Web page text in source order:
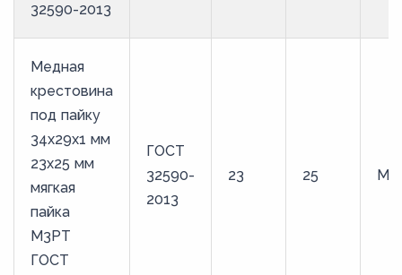
32590-2013
Медная
крестовина
под пайку
34х29х1 мм
23х25 мм
мягкая
пайка
М3РТ
ГОСТ
ГОСТ
32590-
2013
23 25